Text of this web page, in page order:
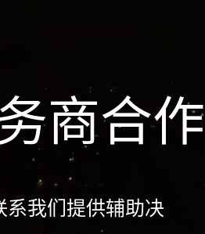
商合作
系我们提供辅助决